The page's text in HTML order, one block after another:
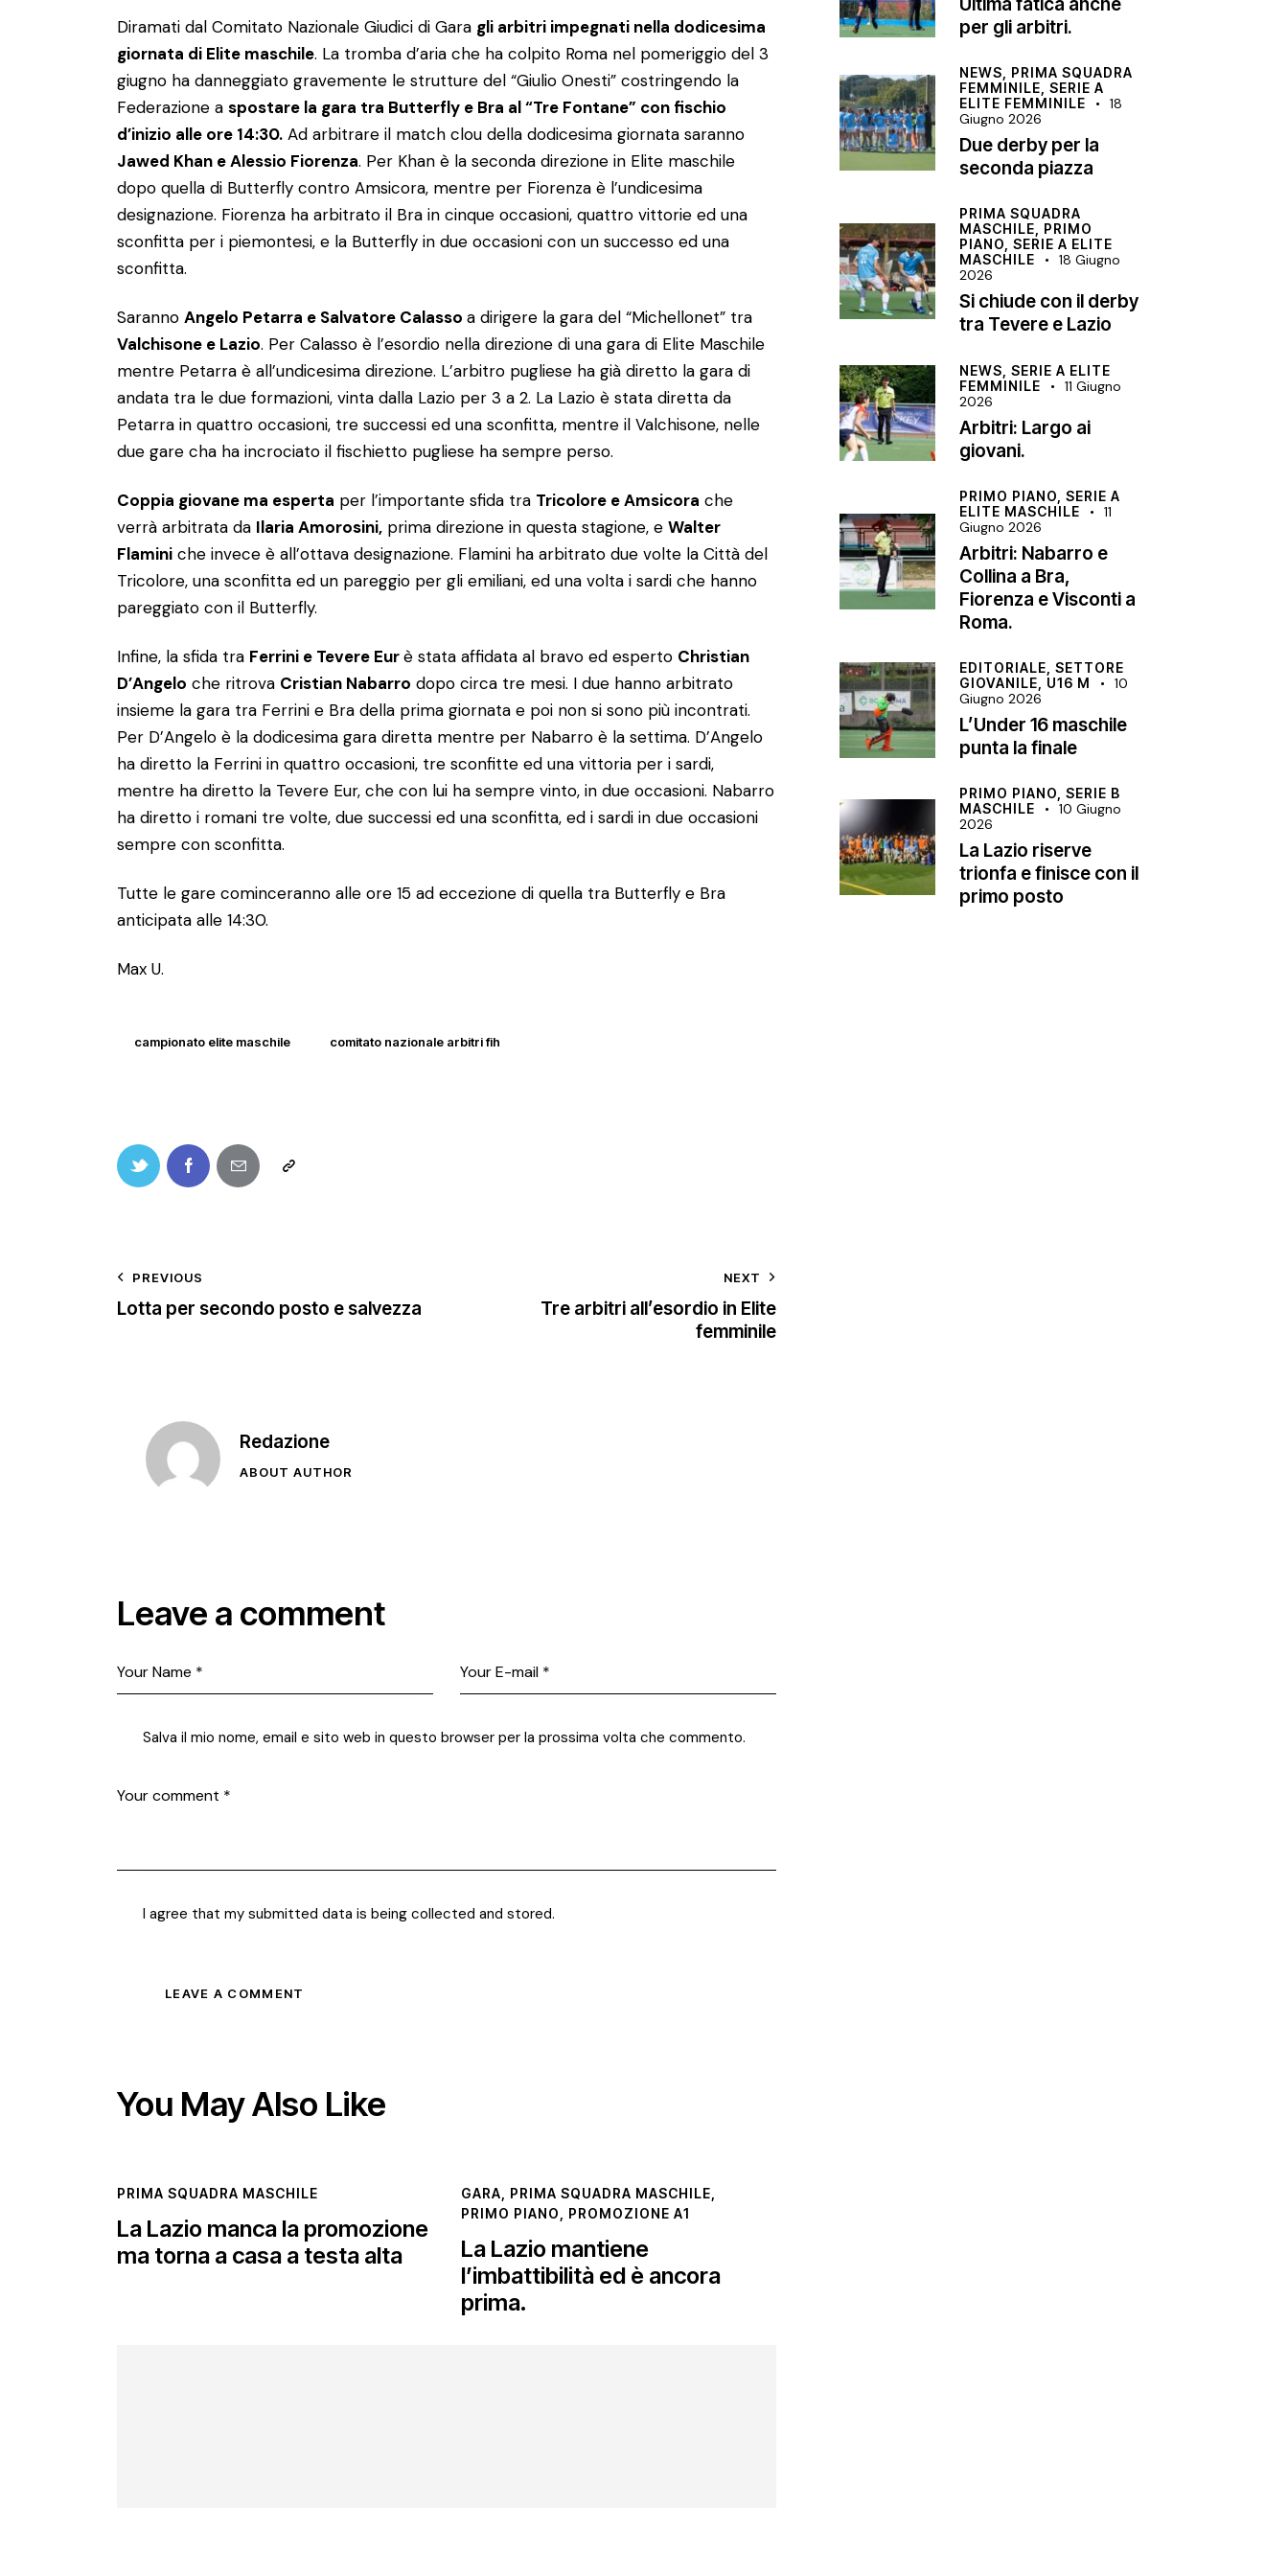
Diramati dal Comitato Nazionale Giudici di Gara gli arbitri impegnati nella dodicesima
giornata di Elite maschile. La tromba d’aria che ha colpito Roma nel pomeriggio del 3
giugno ha danneggiato gravemente le strutture del “Giulio Onesti” costringendo la
Federazione a spostare la gara tra Butterfly e Bra al “Tre Fontane” con fischio
d’inizio alle ore 14:30. Ad arbitrare il match clou della dodicesima giornata saranno
Jawed Khan e Alessio Fiorenza. Per Khan è la seconda direzione in Elite maschile
dopo quella di Butterfly contro Amsicora, mentre per Fiorenza è l’undicesima
designazione. Fiorenza ha arbitrato il Bra in cinque occasioni, quattro vittorie ed una
sconfitta per i piemontesi, e la Butterfly in due occasioni con un successo ed una
sconfitta.
Saranno Angelo Petarra e Salvatore Calasso a dirigere la gara del “Michellonet” tra
Valchisone e Lazio. Per Calasso è l’esordio nella direzione di una gara di Elite Maschile
mentre Petarra è all’undicesima direzione. L’arbitro pugliese ha già diretto la gara di
andata tra le due formazioni, vinta dalla Lazio per 3 a 2. La Lazio è stata diretta da
Petarra in quattro occasioni, tre successi ed una sconfitta, mentre il Valchisone, nelle
due gare cha ha incrociato il fischietto pugliese ha sempre perso.
Coppia giovane ma esperta per l’importante sfida tra Tricolore e Amsicora che
verrà arbitrata da Ilaria Amorosini, prima direzione in questa stagione, e Walter
Flamini che invece è all’ottava designazione. Flamini ha arbitrato due volte la Città del
Tricolore, una sconfitta ed un pareggio per gli emiliani, ed una volta i sardi che hanno
pareggiato con il Butterfly.
Infine, la sfida tra Ferrini e Tevere Eurè stata affidata al bravo ed esperto Christian
D’Angelo che ritrova Cristian Nabarro dopo circa tre mesi. I due hanno arbitrato
insieme la gara tra Ferrini e Bra della prima giornata e poi non si sono più incontrati.
Per D’Angelo è la dodicesima gara diretta mentre per Nabarro è la settima. D’Angelo
ha diretto la Ferrini in quattro occasioni, tre sconfitte ed una vittoria per i sardi,
mentre ha diretto la Tevere Eur, che con lui ha sempre vinto, in due occasioni. Nabarro
ha diretto i romani tre volte, due successi ed una sconfitta, ed i sardi in due occasioni
sempre con sconfitta.
Tutte le gare cominceranno alle ore 15 ad eccezione di quella tra Butterfly e Bra
anticipata alle 14:30.
Max U.
campionato elite maschile comitato nazionale arbitri fih
PREVIOUS
Lotta per secondo posto e salvezza
NEXT
Tre arbitri all’esordio in Elite
femminile
Redazione
ABOUT AUTHOR
Leave a comment
Salva il mio nome, email e sito web in questo browser per la prossima volta che commento.
I agree that my submitted data is being collected and stored.
You May Also Like
PRIMA SQUADRA MASCHILE
La Lazio manca la promozione
ma torna a casa a testa alta
GARA PRIMA SQUADRA MASCHILE
PRIMO PIANO
PROMOZIONE A1
La Lazio mantiene
l’imbattibilità ed è ancora
prima.
per gli arbitri.
NEWS, PRIMA SQUADRA
FEMMINILE,SERIE A
ELITE FEMMINILE
18
Giugno 2026
Due derby per la
seconda piazza
PRIMA SQUADRA
MASCHILE, PRIMO
PIANO,SERIE A ELITE
MASCHILE
18 Giugno
2026
Si chiude con il derby
tra Tevere e Lazio
NEWS,SERIE A ELITE
FEMMINILE
11 Giugno
2026
Arbitri: Largo ai
giovani.
PRIMO PIANO,SERIE A
ELITE MASCHILE
11
Giugno 2026
Arbitri: Nabarro e
Collina a Bra,
Fiorenza e Visconti a
Roma.
EDITORIALE,SETTORE
GIOVANILE, U16 M
10
Giugno 2026
L’Under 16 maschile
punta la finale
PRIMO PIANO,SERIE B
MASCHILE
10 Giugno
2026
La Lazio riserve
trionfa e finisce con il
primo posto